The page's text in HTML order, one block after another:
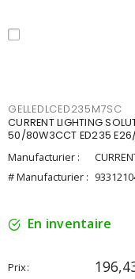
GELLEDLCED235M7SC
CURRENT LIGHTING
50/80W3CCT ED235
Manufacturier :
# Manufacturier :
En inventaire
Prix